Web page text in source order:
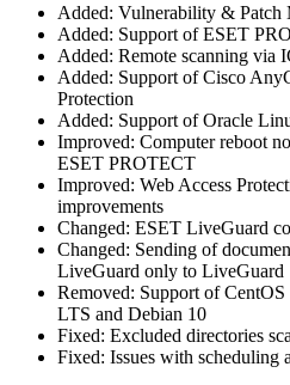
Added: Vulnerability & Patch
Added: Support of ESET
Added: Remote scanning via
Added: Support of Cisco
Protection
Added: Support of Oracle
Improved: Computer reboot
ESET PROTECT
Improved: Web Access
improvements
Changed: ESET LiveGuard
Changed: Sending of
LiveGuard only to LiveGuard
Removed: Support of
LTS and Debian 10
Fixed: Excluded directories
Fixed: Issues with scheduling